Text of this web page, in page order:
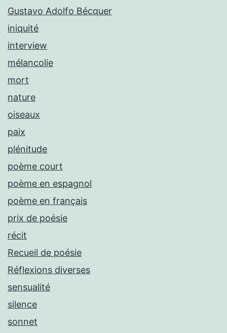
Gustavo Adolfo Bécquer
iniquité
interview
mélancolie
mort
nature
oiseaux
paix
plénitude
poème court
poème en espagnol
poème en français
prix de poésie
récit
Recueil de poésie
Réflexions diverses
sensualité
silence
sonnet